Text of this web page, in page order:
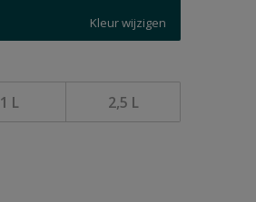
Kleur wijzigen
1 L 2,5 L